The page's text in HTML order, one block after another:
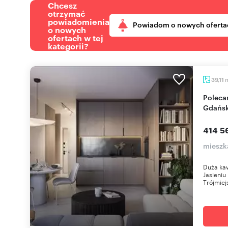
Chcesz
otrzymać
powiadomienia
o nowych
ofertach w tej
kategorii?
Powiadom o nowych
39,11
Polecam kawalerkę z dużą garderobą i tarasem w
414
Duża